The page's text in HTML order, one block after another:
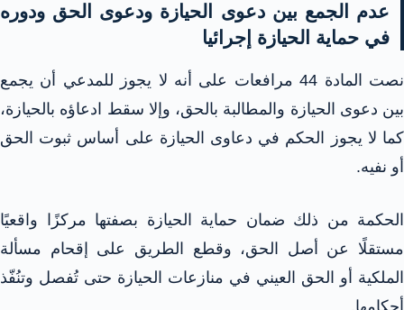
عدم الجمع بين دعوى الحيازة ودعوى الحق ودوره
في حماية الحيازة إجرائيا
نصت المادة 44 مرافعات على أنه لا يجوز للمدعي أن يجمع
بين دعوى الحيازة والمطالبة بالحق، وإلا سقط ادعاؤه بالحيازة،
كما لا يجوز الحكم في دعاوى الحيازة على أساس ثبوت الحق
أو نفيه.​
الحكمة من ذلك ضمان حماية الحيازة بصفتها مركزًا واقعيًا
مستقلًا عن أصل الحق، وقطع الطريق على إقحام مسألة
الملكية أو الحق العيني في منازعات الحيازة حتى تُفصل وتنُفّذ
أحكامها.​